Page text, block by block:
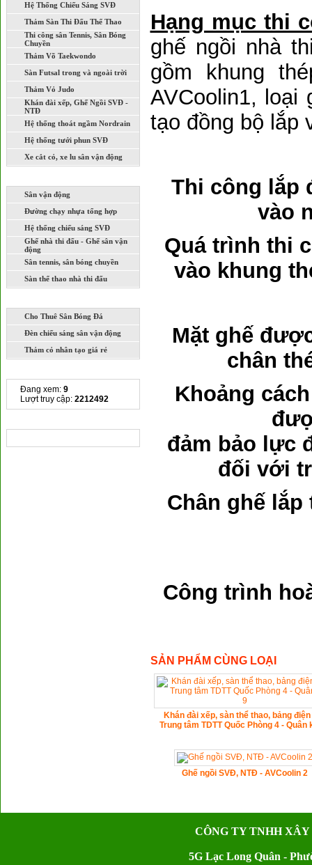
Hệ Thống Chiếu Sáng SVĐ
Thảm Sàn Thi Đấu Thể Thao
Thi công sân Tennis, Sân Bóng
Chuyền
Thảm Võ Taekwondo
Sàn Futsal trong và ngoài trời
Thảm Vỏ Judo
Khán đài xếp, Ghế Ngồi SVĐ -
NTĐ
Hệ thống thoát ngầm Nordrain
Hệ thống tưới phun SVĐ
Xe cắt cỏ, xe lu sân vận động
Sân vận động
Đường chạy nhựa tổng hợp
Hệ thống chiếu sáng SVĐ
Ghế nhà thi đấu - Ghế sân vận
động
Sân tennis, sân bóng chuyền
Sàn thể thao nhà thi đấu
Cho Thuê Sân Bóng Đá
Đèn chiếu sáng sân vận động
Thảm cỏ nhân tạo giá rẻ
Đang xem: 9
Lượt truy cập: 2212492
Hạng mục thi
ghế ngồi nhà
gồm khung
AVCoolin1,
tạo đồng bộ lắp
Thi công lắp
vào
Quá trình thi
vào khung
Mặt ghế
chân
Khoảng
đảm bảo lực
đối với
Chân ghế
Công trình
SẢN PHẨM CÙNG LOẠI
Khán đài xếp, sàn thể thao, bảng
Trung tâm TDTT Quốc Phòng 4 - Quân
Ghế ngồi SVĐ, NTĐ - AVCoolin 2
CÔNG TY TNHH
5G Lạc Long Quân -